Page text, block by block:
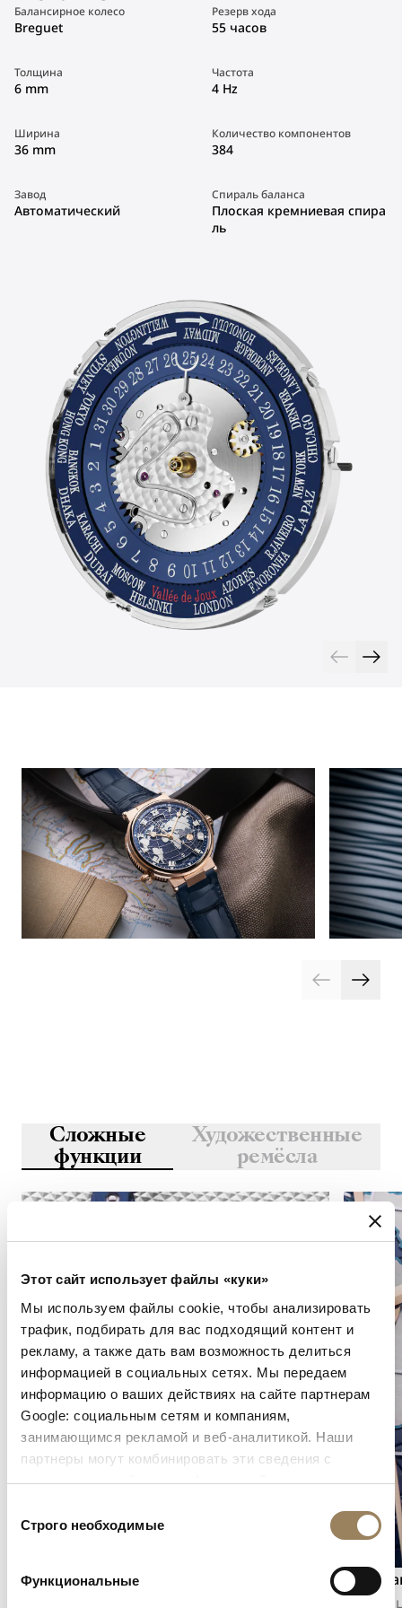
Этот сайт использует файлы «куки»
Мы используем файлы cookie, чтобы анализировать
трафик, подбирать для вас подходящий контент и
рекламу, а также дать вам возможность делиться
информацией в социальных сетях. Мы передаем
информацию о ваших действиях на сайте партнерам
Google: социальным сетям и компаниям,
занимающимся рекламой и веб-аналитикой. Наши
партнеры могут комбинировать эти сведения с
предоставленной вами информацией, а также
вами их сервисов.
согласия
Строго необходимые
Функциональные
Балансирное колесо
Breguet
Резерв хода
55 часов
Толщина
6 mm
Частота
4 Hz
Ширина
36 mm
Количество компонентов
384
Завод
Автоматический
Спираль баланса
Плоская кремниевая спира
ль
Сложные
функции
Художественные
ремёсла
Индикация секунд